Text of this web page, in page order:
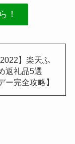
！
】楽天ふ
返礼品5選
ー完全攻略】